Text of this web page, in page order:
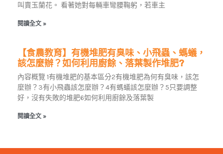
叫賣玉蘭花。 看著她對每輛車彎腰鞠躬，若車主
閱讀全文 »
【食農教育】有機堆肥有臭味、小飛蟲、螞蟻，
該怎麼辦？如何利用廚餘、落葉製作堆肥?
內容概覽 1有機堆肥的基本區分2有機堆肥為何有臭味，該怎
麼辦？3有小飛蟲該怎麼辦？4有螞蟻該怎麼辦？5只要調整
好，沒有失敗的堆肥6如何利用廚餘及落葉製
閱讀全文 »